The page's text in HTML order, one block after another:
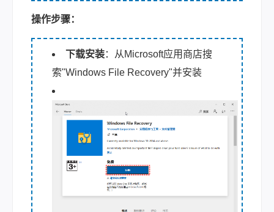
操作步骤：
下载安装：从Microsoft应用商店搜
索"Windows File Recovery"并安装